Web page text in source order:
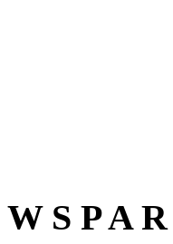
W S P A